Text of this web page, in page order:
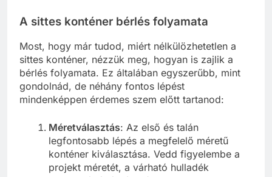
A sittes konténer bérlés folyamata
Most, hogy már tudod, miért nélkülözhetetlen a
sittes konténer, nézzük meg, hogyan is zajlik a
bérlés folyamata. Ez általában egyszerűbb, mint
gondolnád, de néhány fontos lépést
mindenképpen érdemes szem előtt tartanod:
Méretválasztás: Az első és talán
legfontosabb lépés a megfelelő méretű
konténer kiválasztása. Vedd figyelembe a
projekt méretét, a várható hulladék